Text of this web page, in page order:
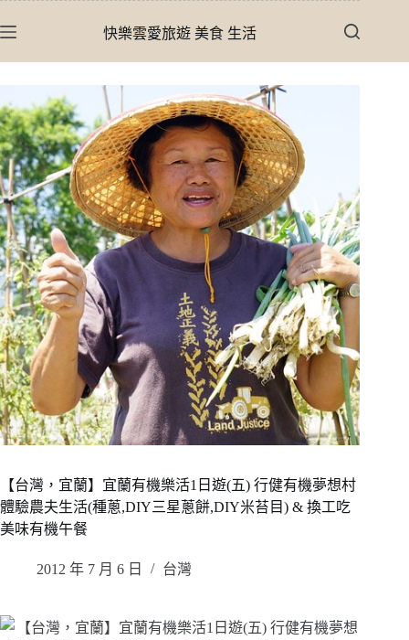
至
內
容
快樂雲愛旅遊 美食 生活
【台灣，宜蘭】宜蘭有機樂活1日遊(五) 行健有機夢想村
體驗農夫生活(種蔥,DIY三星蔥餅,DIY米苔目) & 換工吃
美味有機午餐
2012 年 7 月 6 日 台灣